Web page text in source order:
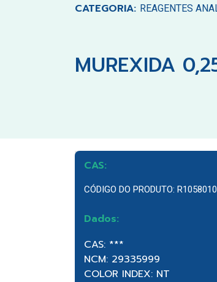
CATEGORIA: REAGENTES
MUREXIDA
CAS:
CÓDIGO DO PRODUTO:
Dados:
CAS: ***
NCM: 29335999
COLOR INDEX: NT